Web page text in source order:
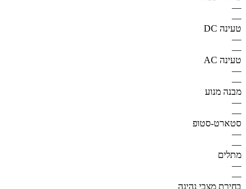
—
—
טעינה DC
—
—
טעינה AC
—
—
מבנה מנוע
—
—
סטארט-סטופ
—
—
מתלים
—
—
בחירת מצבי נהיגה